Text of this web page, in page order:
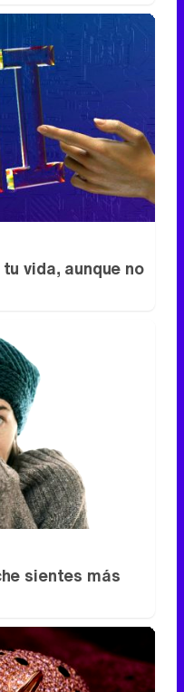
vida, aunque no
sientes más